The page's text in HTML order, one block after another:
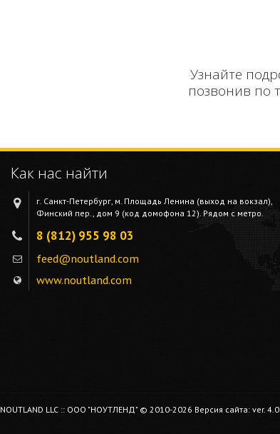
Узнайте
позвонив по
Как нас найти
г. Санкт-Петербург, м. Площадь Ленина (выход на вокзал),
Финский пер., дом 9 (код домофона 12). Рядом с метро.
8 (812) 955 98 03
feed@noutland.com
www.noutland.com
NOUTLAND LLC :: ООО "НОУТЛЕНД" © 2010-2026 Версия сайта: ver.